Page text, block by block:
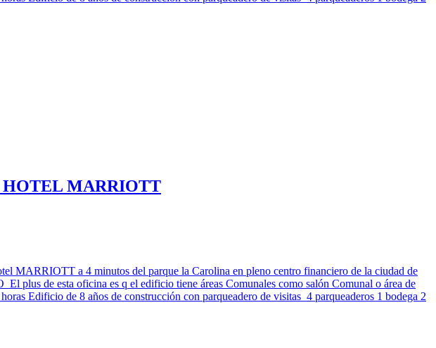
HOTEL MARRIOTT
MARRIOTT a 4 minutos del parque la Carolina en pleno centro financiero de la ciudad de
plus de esta oficina es q el edificio tiene áreas Comunales como salón Comunal o área de
Edificio de 8 años de construcción con parqueadero de visitas 4 parqueaderos 1 bodega 2